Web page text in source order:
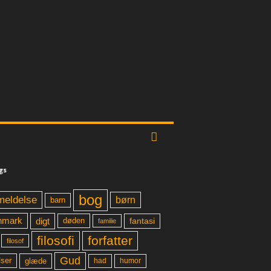
barn bog børn
digt døden familie fantasi
filosof filosofi forfatter
glæde Gud had humor